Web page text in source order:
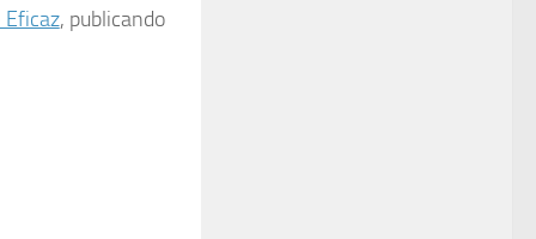
Eficaz, publicando